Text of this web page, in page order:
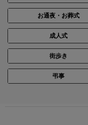
お通夜・お葬式
成人式
街歩き
弔事